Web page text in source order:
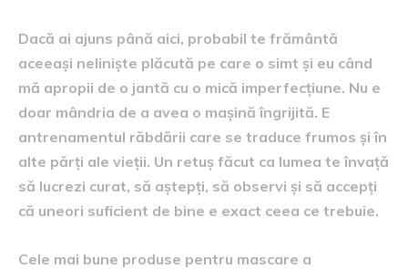
Dacă ai ajuns până aici, probabil te frământă
aceeași neliniște plăcută pe care o simt și eu când
mă apropii de o jantă cu o mică imperfecțiune. Nu e
doar mândria de a avea o mașină îngrijită. E
antrenamentul răbdării care se traduce frumos și în
alte părți ale vieții. Un retuș făcut ca lumea te învață
să lucrezi curat, să aștepți, să observi și să accepți
că uneori suficient de bine e exact ceea ce trebuie.
Cele mai bune produse pentru mascare a